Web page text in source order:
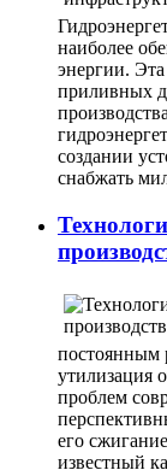
наиболее
энергии.
приливных
создании
снабжать
постоянным
утилизация
проблем
его
известный